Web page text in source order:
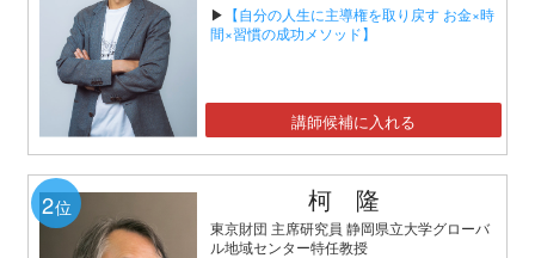
▶ 【自分の人生に主導権を取り戻す お金×時
間×習慣の成功メソッド】
講師候補に入れる
2位 柯 隆
東京財団 主席研究員 静岡県立大学グローバ
ル地域センター特任教授